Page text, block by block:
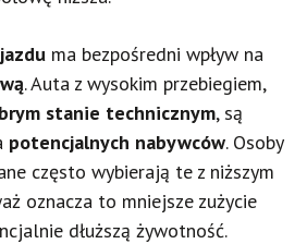
ma bezpośredni wpływ na
. Auta z wysokim przebiegiem,
stanie technicznym, są
potencjalnych nabywców. Osoby
często wybierają te z niższym
oznacza to mniejsze zużycie
dłuższą żywotność.